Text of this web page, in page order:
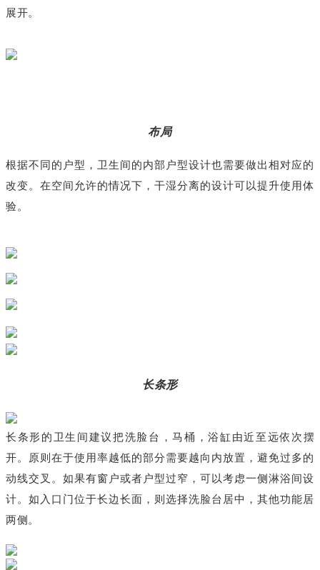
展开。
布局
根据不同的户型，卫生间的内部户型设计也需要做出相对应的
改变。在空间允许的情况下，干湿分离的设计可以提升使用体
验。
长条形
长条形的卫生间建议把洗脸台，马桶，浴缸由近至远依次摆
开。原则在于使用率越低的部分需要越向内放置，避免过多的
动线交叉。如果有窗户或者户型过窄，可以考虑一侧淋浴间设
计。如入口门位于长边长面，则选择洗脸台居中，其他功能居
两侧。